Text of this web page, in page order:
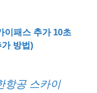
이패스 추가 10초
방법)
항공 스카이